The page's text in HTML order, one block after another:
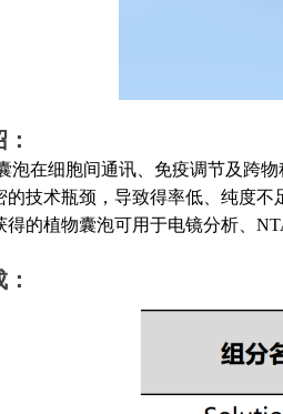
泡在细胞间通讯、免疫调节及跨
的技术瓶颈，导致得率低、纯度
得的植物囊泡可用于电镜分析、